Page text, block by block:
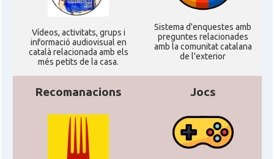
Ví­deos, activitats, grups i
informació audiovisual en
català relacionada amb els
més petits de la casa.
Sistema d'enquestes amb
preguntes relacionades
amb la comunitat catalana
de l'exterior
Recomanacions Jocs